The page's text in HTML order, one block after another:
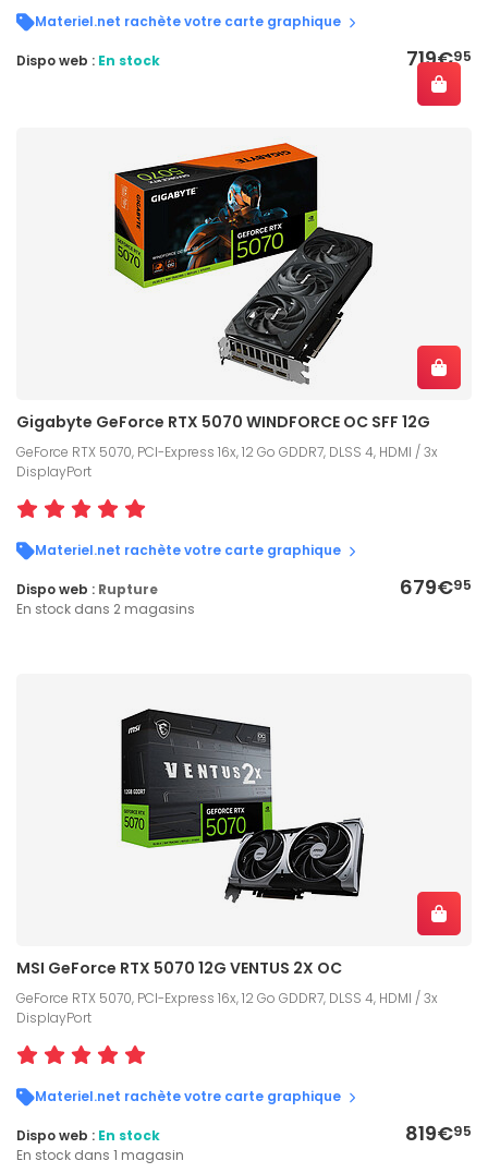
Materiel.net rachète votre carte graphique
719€95
Dispo web : En stock
Gigabyte GeForce RTX 5070 WINDFORCE OC SFF 12G
GeForce RTX 5070, PCI-Express 16x, 12 Go GDDR7, DLSS 4, HDMI / 3x
DisplayPort
Materiel.net rachète votre carte graphique
679€95
Dispo web : Rupture
En stock dans 2 magasins
MSI GeForce RTX 5070 12G VENTUS 2X OC
GeForce RTX 5070, PCI-Express 16x, 12 Go GDDR7, DLSS 4, HDMI / 3x
DisplayPort
Materiel.net rachète votre carte graphique
819€95
Dispo web : En stock
En stock dans 1 magasin